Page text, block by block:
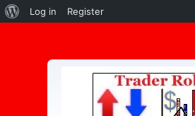
Log in Register